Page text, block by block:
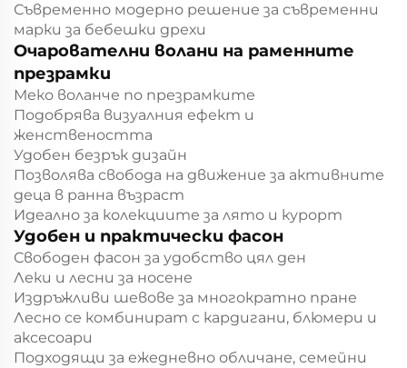
Съвременно модерно решение за съвременни
марки за бебешки дрехи
Очарователни волани на раменните
презрамки
Меко воланче по презрамките
Подобрява визуалния ефект и
женствеността
Удобен безрък дизайн
Позволява свобода на движение за активните
деца в ранна възраст
Идеално за колекциите за лято и курорт
Удобен и практически фасон
Свободен фасон за удобство цял ден
Леки и лесни за носене
Издръжливи шевове за многократно пране
Лесно се комбинират с кардигани, блюмери и
аксесоари
Подходящи за ежедневно обличане, семейни